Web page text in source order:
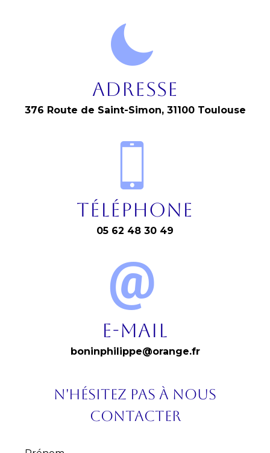
Adresse
376 Route de Saint-Simon, 31100 Toulouse
Téléphone
05 62 48 30 49
E-mail
boninphilippe@orange.fr
N'hésitez pas à nous
contacter